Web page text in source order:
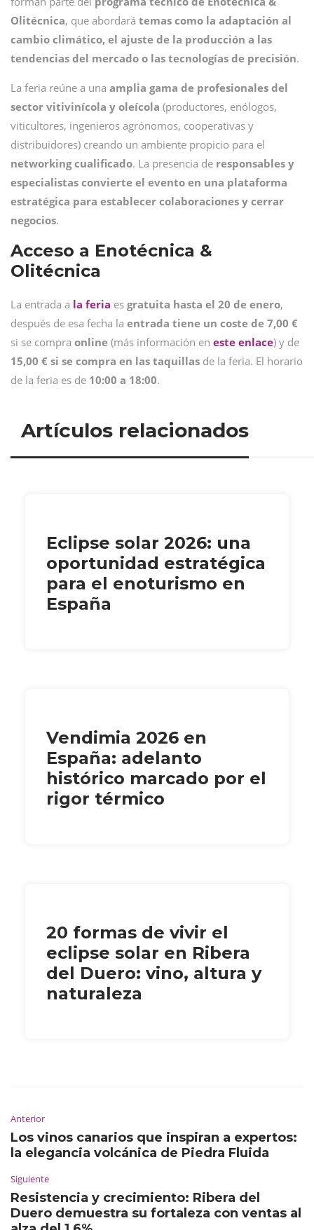
Olitécnica, que abordará temas como la adaptación al
cambio climático, el ajuste de la producción a las
tendencias del mercado o las tecnologías de precisión.
La feria reúne a una amplia gama de profesionales del
sector vitivinícola y oleícola (productores, enólogos,
viticultores, ingenieros agrónomos, cooperativas y
distribuidores) creando un ambiente propicio para el
networking cualificado. La presencia de responsables y
especialistas convierte el evento en una plataforma
estratégica para establecer colaboraciones y cerrar
negocios.
Acceso a Enotécnica &
Olitécnica
La entrada a la feria es gratuita hasta el 20 de enero,
después de esa fecha la entrada tiene un coste de 7,00 €
si se compra online (más información en este enlace) y de
15,00 € si se compra en las taquillas de la feria. El horario
de la feria es de 10:00 a 18:00.
Artículos relacionados
Eclipse solar 2026: una
oportunidad estratégica
para el enoturismo en
España
Vendimia 2026 en
España: adelanto
histórico marcado por el
rigor térmico
20 formas de vivir el
eclipse solar en Ribera
del Duero: vino, altura y
naturaleza
Anterior
Los vinos canarios que inspiran a expertos:
la elegancia volcánica de Piedra Fluida
Siguiente
Resistencia y crecimiento: Ribera del
Duero demuestra su fortaleza con ventas al